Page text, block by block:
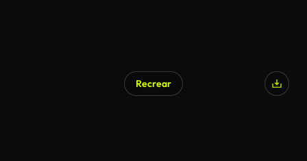
Recrear